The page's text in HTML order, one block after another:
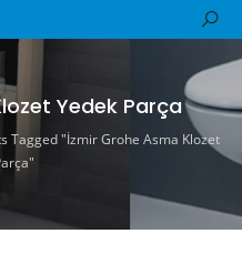
Yedek Parça
Tagged "İzmir Grohe Asma Klozet